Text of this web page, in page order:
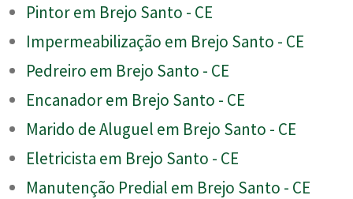
Pintor em Brejo Santo - CE
Impermeabilização em Brejo Santo - CE
Pedreiro em Brejo Santo - CE
Encanador em Brejo Santo - CE
Marido de Aluguel em Brejo Santo - CE
Eletricista em Brejo Santo - CE
Manutenção Predial em Brejo Santo - CE